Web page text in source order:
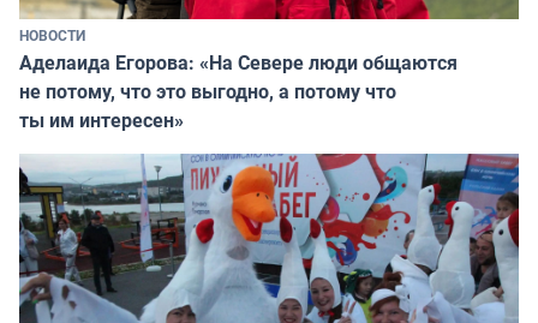
НОВОСТИ
Аделаида Егорова: «На Севере люди общаются
не потому, что это выгодно, а потому что
ты им интересен»